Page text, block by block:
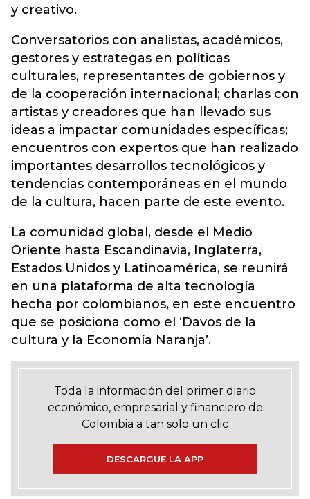
y creativo.
Conversatorios con analistas, académicos,
gestores y estrategas en políticas
culturales, representantes de gobiernos y
de la cooperación internacional; charlas con
artistas y creadores que han llevado sus
ideas a impactar comunidades específicas;
encuentros con expertos que han realizado
importantes desarrollos tecnológicos y
tendencias contemporáneas en el mundo
de la cultura, hacen parte de este evento.
La comunidad global, desde el Medio
Oriente hasta Escandinavia, Inglaterra,
Estados Unidos y Latinoamérica, se reunirá
en una plataforma de alta tecnología
hecha por colombianos, en este encuentro
que se posiciona como el ‘Davos de la
cultura y la Economía Naranja’.
Toda la información del primer diario
económico, empresarial y financiero de
Colombia a tan solo un clic
DESCARGUE LA APP